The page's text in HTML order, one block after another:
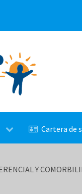
Cartera de
Y